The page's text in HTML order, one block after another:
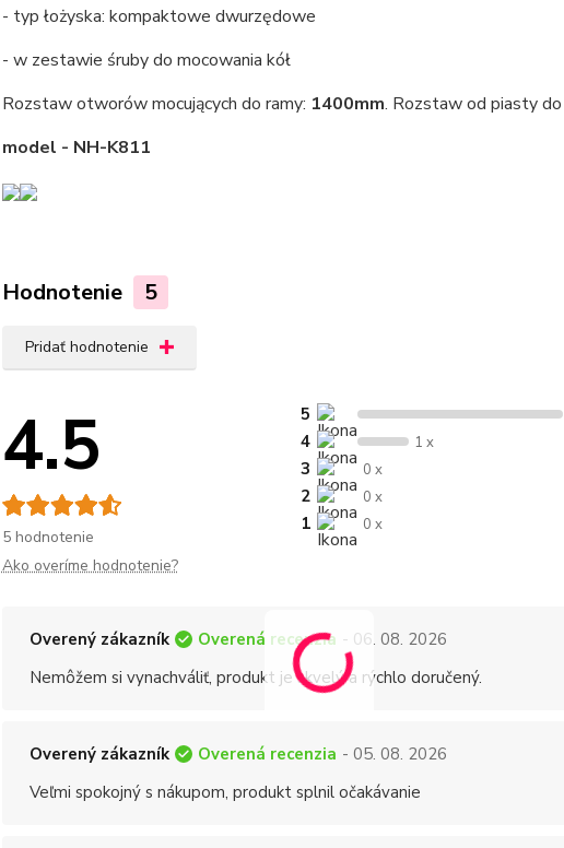
- typ łożyska: kompaktowe dwurzędowe
- w zestawie śruby do mocowania kół
Rozstaw otworów mocujących do ramy: 1400mm. Rozstaw od piasty
model - NH-K811
Hodnotenie 5
Pridať hodnotenie
4.5
5 hodnotenie
5
4
1 x
3 0 x
2 0 x
1 0 x
Ako overíme hodnotenie?
Overený zákazník Overená recenzia - 06. 08. 2026
Nemôžem si vynachváliť, produkt je skvelý a rýchlo doručený.
Overený zákazník Overená recenzia - 05. 08. 2026
Veľmi spokojný s nákupom, produkt splnil očakávanie